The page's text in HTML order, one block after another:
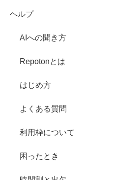
ヘルプ
AIへの聞き方
Repotonとは
はじめ方
よくある質問
利用枠について
困ったとき